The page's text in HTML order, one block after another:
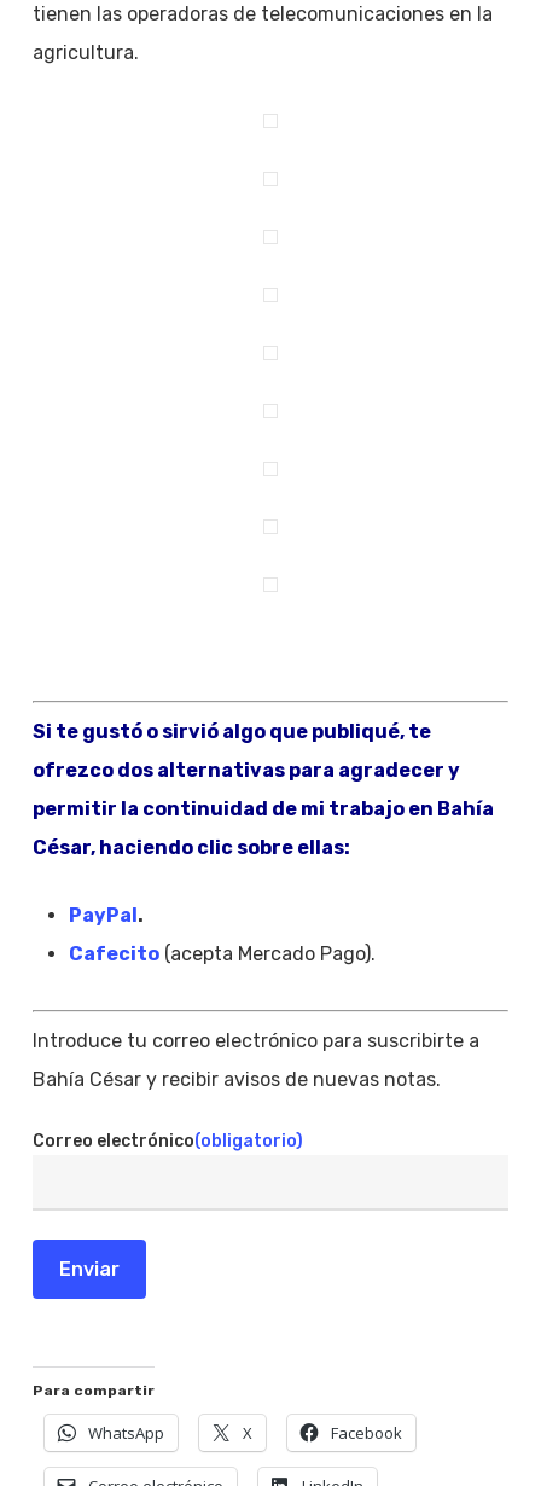
tienen las operadoras de telecomunicaciones en la
agricultura.
Si te gustó o sirvió algo que publiqué, te
ofrezco dos alternativas para agradecer y
permitir la continuidad de mi trabajo en Bahía
César, haciendo clic sobre ellas:
PayPal.
Cafecito(acepta Mercado Pago).
Introduce tu correo electrónico para suscribirte a
Bahía César y recibir avisos de nuevas notas.
Correo electrónico(obligatorio)
Enviar
Para compartir
WhatsApp X Facebook